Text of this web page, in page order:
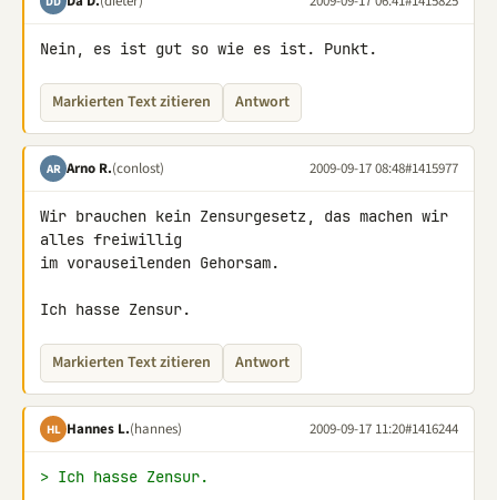
Nein, es ist gut so wie es ist. Punkt.
Markierten Text zitieren Antwort
AR Arno R.(conlost) 2009-09-17 08:48#1415977
Wir brauchen kein Zensurgesetz, das machen wir
alles freiwillig
im vorauseilenden Gehorsam.
Ich hasse Zensur.
Markierten Text zitieren Antwort
HL Hannes L.(hannes) 2009-09-17 11:20#1416244
> Ich hasse Zensur.